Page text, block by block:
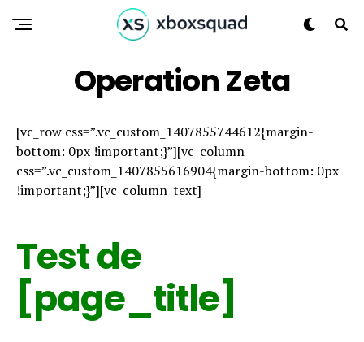
Operation Zeta
[vc_row css=”.vc_custom_1407855744612{margin-
bottom: 0px !important;}”][vc_column
css=”.vc_custom_1407855616904{margin-bottom: 0px
!important;}”][vc_column_text]
Test de
[page_title]